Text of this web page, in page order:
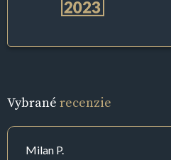
Vybrané recenzie
Milan P.